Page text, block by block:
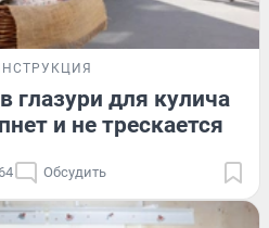
глазури для кулича
и не трескается
Обсудить